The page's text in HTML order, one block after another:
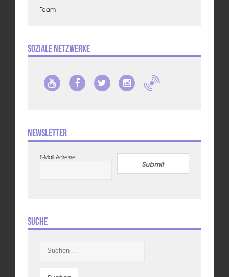
Team
Soziale Netzwerke
Newsletter
E-Mail Adresse
Submit
Suche
nach: